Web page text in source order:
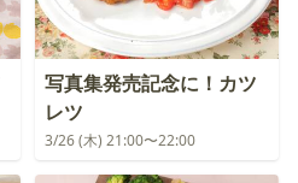
写真集発売記念に！カツ
レツ
3/26 (木) 21:00〜22:00